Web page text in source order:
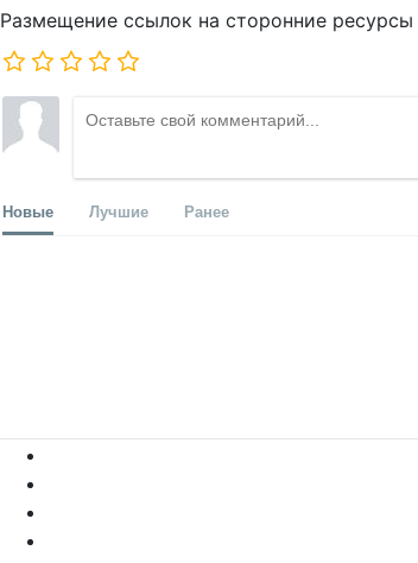
Размещение ссылок на сторонние ресурсы
Новые Лучшие Ранее